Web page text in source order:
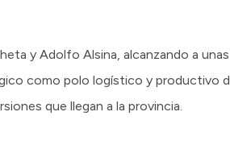
y Adolfo Alsina, alcanzando a
como polo logístico y productivo
que llegan a la provincia.